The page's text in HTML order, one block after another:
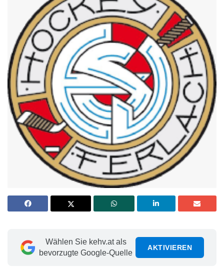
Wählen Sie kehv.at als
bevorzugte Google-Quelle
AKTIVIEREN